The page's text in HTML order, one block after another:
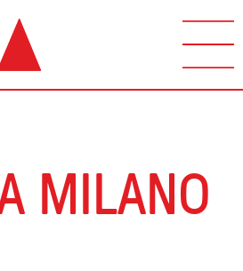
MILANO